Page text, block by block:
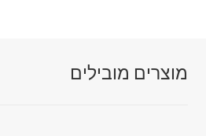
מוצרים מובילים